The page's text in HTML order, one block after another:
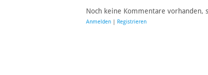
Noch keine Kommentare
Anmelden | Registrieren